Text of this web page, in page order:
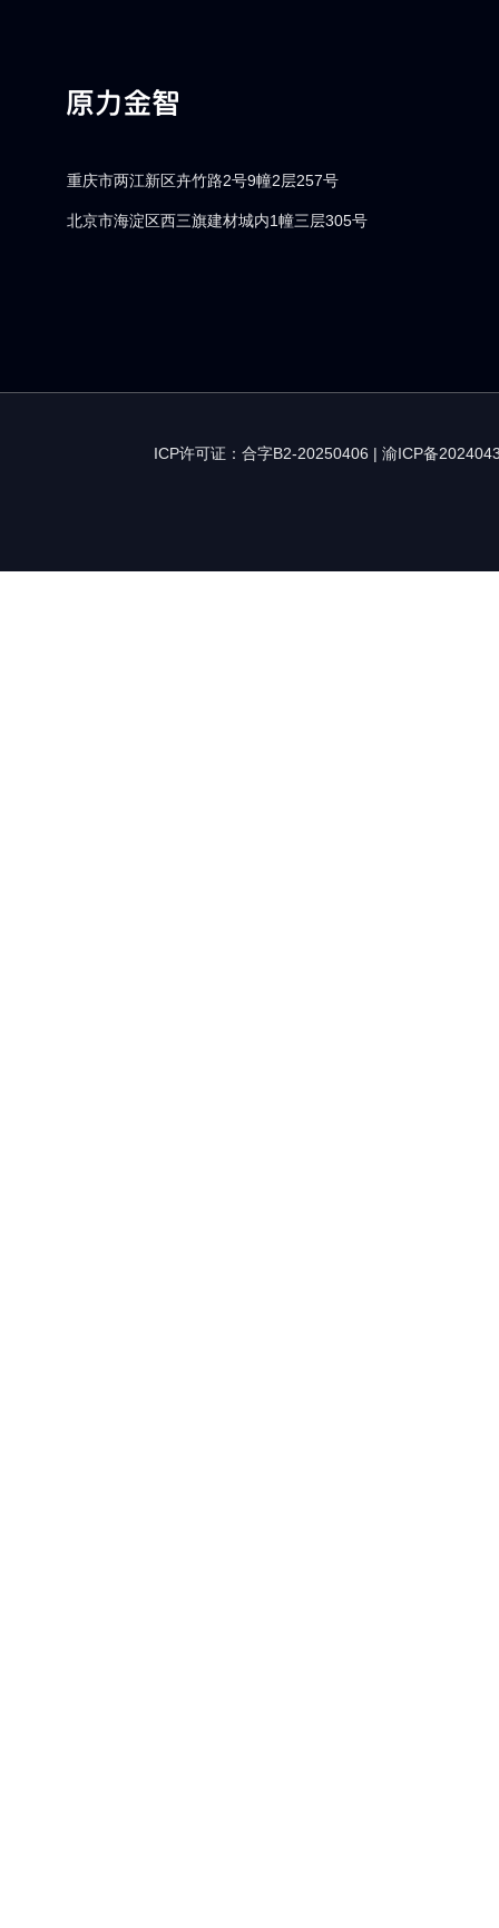
重庆市两江新区卉竹路2号9幢2层257号
北京市海淀区西三旗建材城内1幢三层305号
ICP许可证：合字B2-20250406 | 渝ICP备